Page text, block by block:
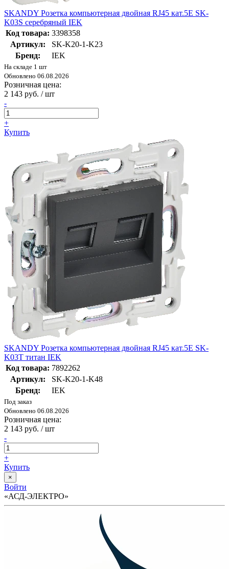
SKANDY Розетка компьютерная двойная RJ45 кат.5E SK-
K03S серебряный IEK
Код товара: 3398358
Артикул:
SK-K20-1-K23
Бренд:
IEK
На складе 1 шт
Обновлено 06.08.2026
Розничная цена:
2 143 руб. / шт
-
+
Купить
SKANDY Розетка компьютерная двойная RJ45 кат.5E SK-
K03T титан IEK
Код товара: 7892262
Артикул:
SK-K20-1-K48
Бренд:
IEK
Под заказ
Обновлено 06.08.2026
Розничная цена:
2 143 руб. / шт
-
+
Купить
×
Войти
«АСД-ЭЛЕКТРО»